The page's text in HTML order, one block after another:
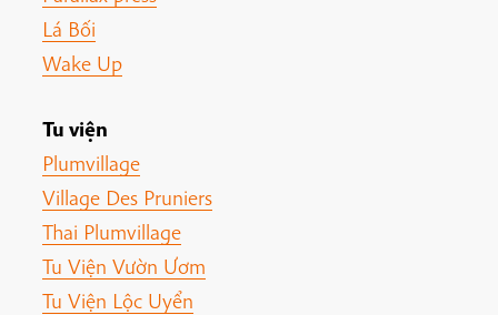
Lá Bối
Wake Up
Tu viện
Plumvillage
Village Des Pruniers
Thai Plumvillage
Tu Viện Vườn Ươm
Tu Viện Lộc Uyển